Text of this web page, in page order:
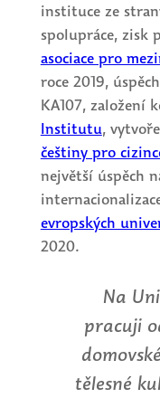
instituce ze
spolupráce, zisk
asociace pro
roce 2019,
KA107, založení
Institutu,
češtiny pro
největší úspěch
evropských
2020.
Na
pracuji
tělesné